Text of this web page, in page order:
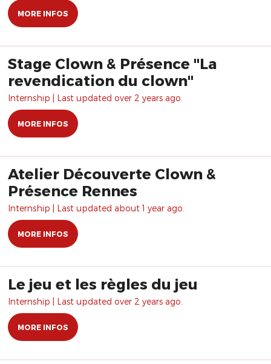
MORE INFOS
Stage Clown & Présence "La
revendication du clown"
Internship | Last updated over 2 years ago.
MORE INFOS
Atelier Découverte Clown &
Présence Rennes
Internship | Last updated about 1 year ago.
MORE INFOS
Le jeu et les règles du jeu
Internship | Last updated over 2 years ago.
MORE INFOS